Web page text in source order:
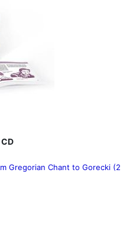
Gregorian Chant to Gorecki (2